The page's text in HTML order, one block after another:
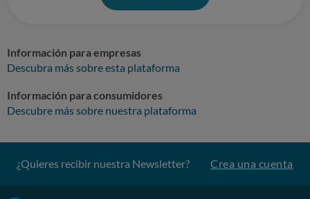
Información para empresas
Descubra más sobre esta plataforma
Información para consumidores
Descubre más sobre nuestra plataforma
¿Quieres recibir nuestra Newsletter? Crea una cuenta